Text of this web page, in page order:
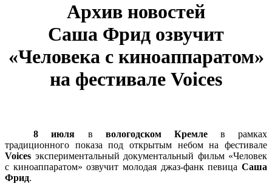
Архив новостей
Саша Фрид озвучит
«Человека с киноаппаратом»
на фестивале Voices
8 июля в вологодском Кремлев рамках
традиционного показа под открытым небом на фестивале
Voices экспериментальный документальный фильм «Человек
с киноаппаратом» озвучит молодая джаз-фанк певица Саша
Фрид.